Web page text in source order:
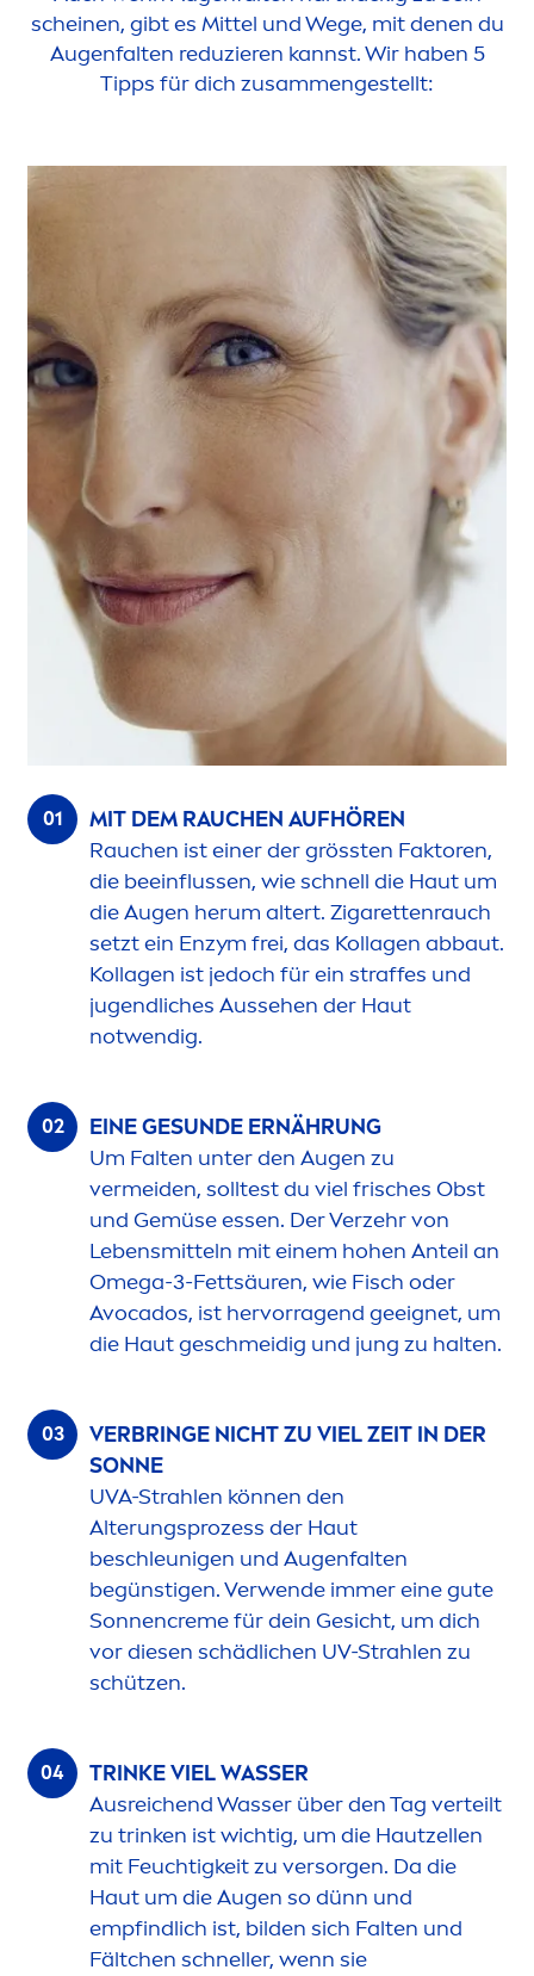
scheinen, gibt es Mittel und Wege, mit denen du
Augenfalten reduzieren kannst. Wir haben 5
Tipps für dich zusammengestellt:
MIT DEM RAUCHEN AUFHÖREN
Rauchen ist einer der grössten Faktoren,
die beeinflussen, wie schnell die Haut um
die Augen herum altert. Zigarettenrauch
setzt ein Enzym frei, das Kollagen abbaut.
Kollagen ist jedoch für ein straffes und
jugendliches Aussehen der Haut
notwendig.
EINE GESUNDE ERNÄHRUNG
Um Falten unter den Augen zu
vermeiden, solltest du viel frisches Obst
und Gemüse essen. Der Verzehr von
Lebensmitteln mit einem hohen Anteil an
Omega-3-Fettsäuren, wie Fisch oder
Avocados, ist hervorragend geeignet, um
die Haut geschmeidig und jung zu halten.
VERBRINGE NICHT ZU VIEL ZEIT IN DER
SONNE
UVA-Strahlen können den
Alterungsprozess der Haut
beschleunigen und Augenfalten
begünstigen. Verwende immer eine gute
Sonnencremefür dein Gesicht, um dich
vor diesen schädlichen UV-Strahlen zu
schützen.
TRINKE VIEL WASSER
Ausreichend Wasser über den Tag verteilt
zu trinken ist wichtig, um die Hautzellen
mit Feuchtigkeit zu versorgen. Da die
Haut um die Augen so dünn und
empfindlich ist, bilden sich Falten und
Fältchen schneller, wenn sie